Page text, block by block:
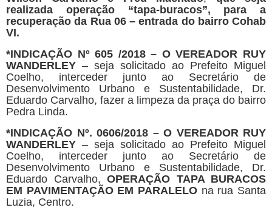
realizada operação “tapa-buracos”, para a
recuperação da Rua 06 – entrada do bairro Cohab
VI.
*INDICAÇÃO Nº 605 /2018 – O VEREADOR RUY
WANDERLEY – seja solicitado ao Prefeito Miguel
Coelho, interceder junto ao Secretário de
Desenvolvimento Urbano e Sustentabilidade, Dr.
Eduardo Carvalho, fazer a limpeza da praça do bairro
Pedra Linda.
*INDICAÇÃO Nº. 0606/2018 – O VEREADOR RUY
WANDERLEY – seja solicitado ao Prefeito Miguel
Coelho, interceder junto ao Secretário de
Desenvolvimento Urbano e Sustentabilidade, Dr.
Eduardo Carvalho, OPERAÇÃO TAPA BURACOS
EM PAVIMENTAÇÃO EM PARALELO na rua Santa
Luzia, Centro.